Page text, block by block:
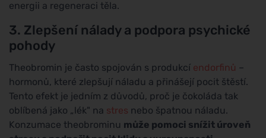
energii a regeneraci těla.
3. Zlepšení nálady a podpora psychické
pohody
Theobromin je často spojován s produkcí endorfinů –
hormonů, které zlepšují náladu a přinášejí pocit štěstí.
Tento efekt je jedním z důvodů, proč je čokoláda tak
oblíbená jako „lék" na stres nebo špatnou náladu.
Konzumace theobrominu může pomoci snížit úroveň